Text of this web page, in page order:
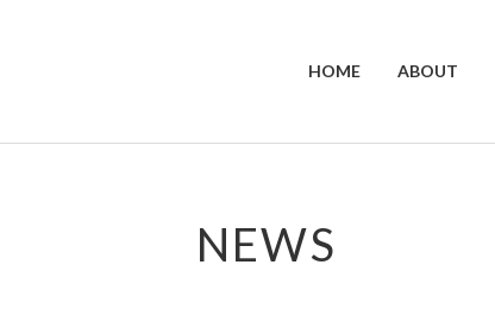
HOME ABOUT
NEWS